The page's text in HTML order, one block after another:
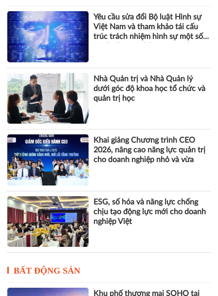
Yêu cầu sửa đổi Bộ luật Hình sự
Việt Nam và tham khảo tái cấu
trúc trách nhiệm hình sự một số
Nhà Quản trị và Nhà Quản lý
dưới góc độ khoa học tổ chức và
quản trị học
Khai giảng Chương trình CEO
2026, nâng cao năng lực quản trị
cho doanh nghiệp nhỏ và vừa
ESG, số hóa và năng lực chống
chịu tạo động lực mới cho doanh
nghiệp Việt
BẤT ĐỘNG SẢN
Khu phố thương mại SOHO tại